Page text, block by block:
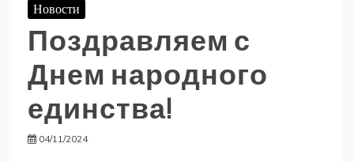
Новости
Поздравляем с
Днем народного
единства!
04/11/2024